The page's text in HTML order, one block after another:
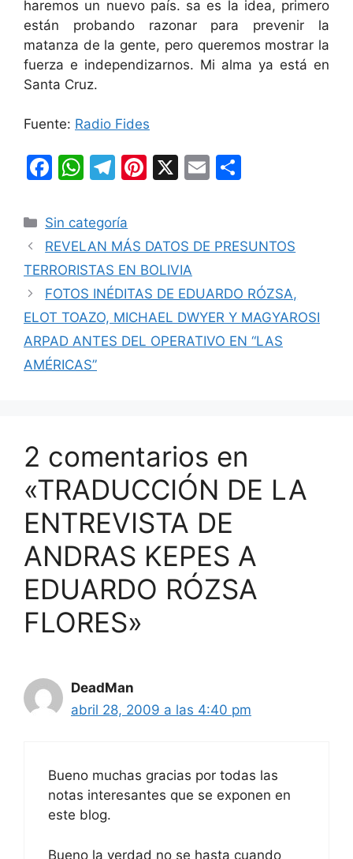
haremos un nuevo país. sa es la idea, primero
están probando razonar para prevenir la
matanza de la gente, pero queremos mostrar la
fuerza e independizarnos. Mi alma ya está en
Santa Cruz.
Fuente: Radio Fides
F
c
e
b
o
o
k
W
at
s
A
p
p
T
e
gr
a
m
Pi
e
st
X
E
l
p
tir
Categorías
Sin categoría
REVELAN MÁS DATOS DE PRESUNTOS
TERRORISTAS EN BOLIVIA
FOTOS INÉDITAS DE EDUARDO RÓZSA,
ELOT TOAZO, MICHAEL DWYER Y MAGYAROSI
ARPAD ANTES DEL OPERATIVO EN “LAS
AMÉRICAS”
2 comentarios en
«TRADUCCIÓN DE LA
ENTREVISTA DE
ANDRAS KEPES A
EDUARDO RÓZSA
FLORES»
DeadMan
abril 28, 2009 a las 4:40 pm
Bueno muchas gracias por todas las
notas interesantes que se exponen en
este blog.
Bueno la verdad no se hasta cuando